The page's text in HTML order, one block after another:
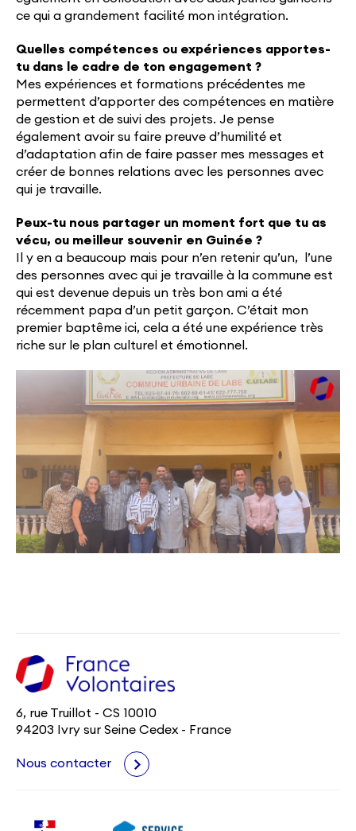
ce qui a grandement facilité mon intégration.
Quelles compétences ou expériences apportes-
tu dans le cadre de ton engagement ?
Mes expériences et formations précédentes me
permettent d’apporter des compétences en matière
de gestion et de suivi des projets. Je pense
également avoir su faire preuve d’humilité et
d’adaptation afin de faire passer mes messages et
créer de bonnes relations avec les personnes avec
qui je travaille.
Peux-tu nous partager un moment fort que tu as
vécu, ou meilleur souvenir en Guinée ?
Il y en a beaucoup mais pour n’en retenir qu’un, l’une
des personnes avec qui je travaille à la commune est
qui est devenue depuis un très bon ami a été
récemment papa d’un petit garçon. C’était mon
premier baptême ici, cela a été une expérience très
riche sur le plan culturel et émotionnel.
6, rue Truillot - CS 10010
94203 Ivry sur Seine Cedex - France
Nous contacter